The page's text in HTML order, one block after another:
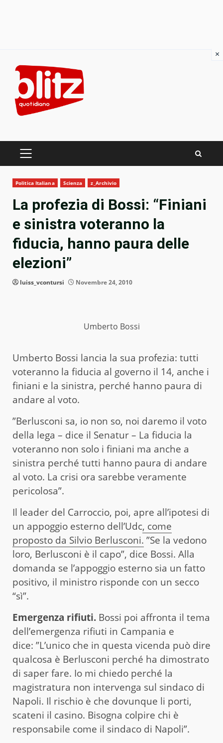
content
PRIMARY
Politica Italiana Scienza z_Archivio
La profezia di Bossi: “Finiani
e sinistra voteranno la
fiducia, hanno paura delle
elezioni”
luiss_vcontursi Novembre 24, 2010
Umberto Bossi
Umberto Bossi lancia la sua profezia: tutti
voteranno la fiducia al governo il 14, anche i
finiani e la sinistra, perché hanno paura di
andare al voto.
”Berlusconi sa, io non so, noi daremo il voto
della lega – dice il Senatur – La fiducia la
voteranno non solo i finiani ma anche a
sinistra perché tutti hanno paura di andare
al voto. La crisi ora sarebbe veramente
pericolosa”.
Il leader del Carroccio, poi, apre all’ipotesi di
un appoggio esterno dell’Udc, come
proposto da Silvio Berlusconi. ”Se la vedono
loro, Berlusconi è il capo”, dice Bossi. Alla
domanda se l’appoggio esterno sia un fatto
positivo, il ministro risponde con un secco
“sì”.
Emergenza rifiuti. Bossi poi affronta il tema
dell’emergenza rifiuti in Campania e
dice: ”L’unico che in questa vicenda può dire
qualcosa è Berlusconi perché ha dimostrato
di saper fare. Io mi chiedo perché la
magistratura non intervenga sul sindaco di
Napoli. Il rischio è che dovunque li porti,
scateni il casino. Bisogna colpire chi è
responsabile come il sindaco di Napoli”.
×